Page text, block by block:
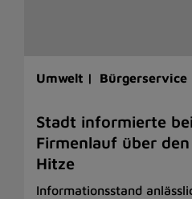
Umwelt | Bürgerservice
Stadt informierte
Firmenlauf über
Hitze
Informationsstand